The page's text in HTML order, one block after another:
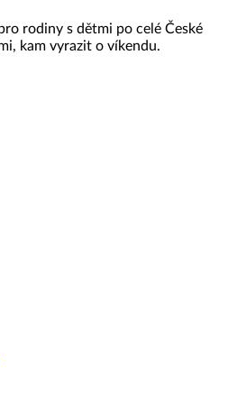
rodiny s dětmi po celé České
kam vyrazit o víkendu.